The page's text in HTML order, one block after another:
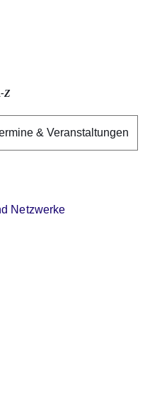
Z
& Veranstaltungen
Netzwerke